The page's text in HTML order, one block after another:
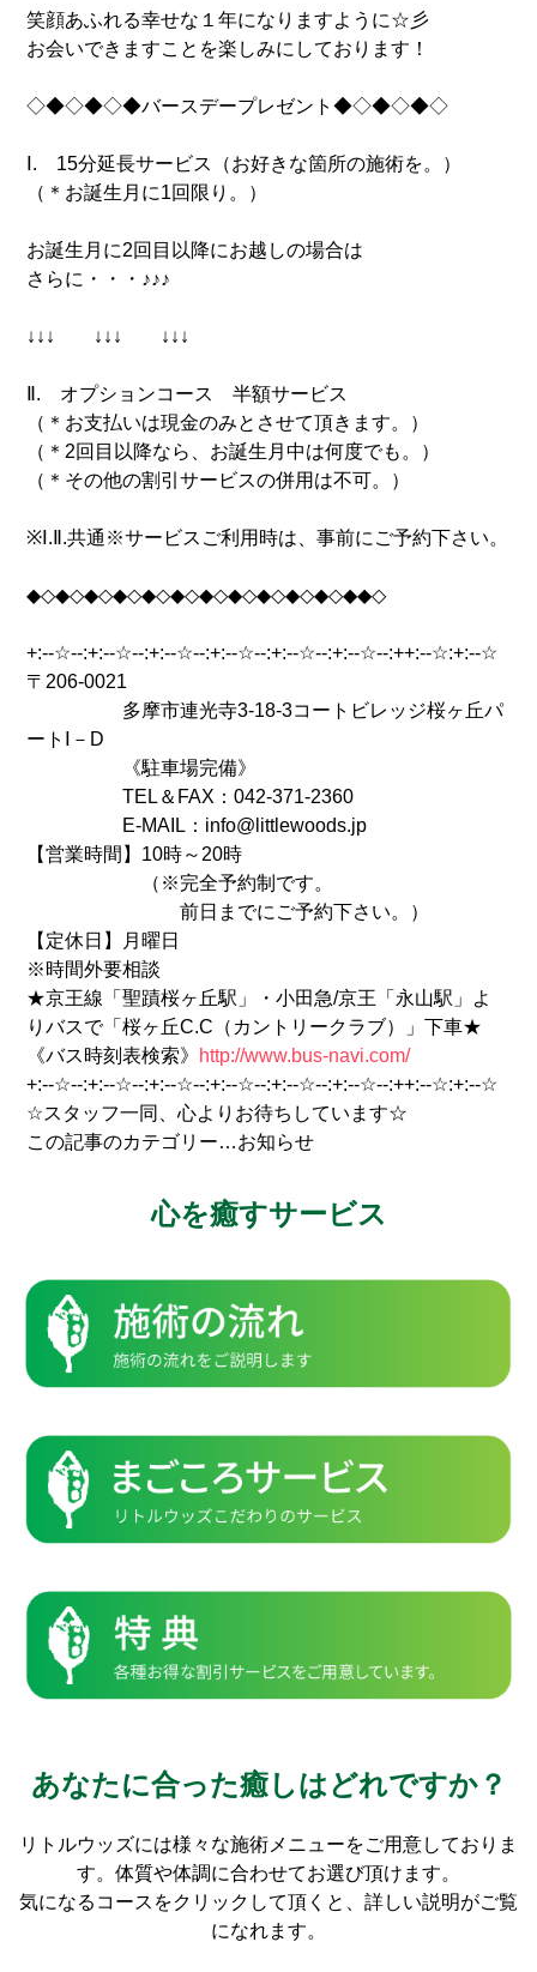
笑顔あふれる幸せな１年になりますように☆彡
お会いできますことを楽しみにしております！
◇◆◇◆◇◆バースデープレゼント◆◇◆◇◆◇
Ⅰ. 15分延長サービス（お好きな箇所の施術を。）
（＊お誕生月に1回限り。）
お誕生月に2回目以降にお越しの場合は
さらに・・・♪♪♪
↓↓↓ ↓↓↓ ↓↓↓
Ⅱ. オプションコース 半額サービス
（＊お支払いは現金のみとさせて頂きます。）
（＊2回目以降なら、お誕生月中は何度でも。）
（＊その他の割引サービスの併用は不可。）
※Ⅰ.Ⅱ.共通※サービスご利用時は、事前にご予約下さい。
◆◇◆◇◆◇◆◇◆◇◆◇◆◇◆◇◆◇◆◇◆◇◆◆◇
+:--☆--:+:--☆--:+:--☆--:+:--☆--:+:--☆--:+:--☆--:++:--☆:+:--☆
〒206-0021
多摩市連光寺3-18-3コートビレッジ桜ヶ丘パ
ートⅠ－D
《駐車場完備》
TEL＆FAX：042-371-2360
E-MAIL：info@littlewoods.jp
【営業時間】10時～20時
（※完全予約制です。
前日までにご予約下さい。）
【定休日】月曜日
※時間外要相談
★京王線「聖蹟桜ヶ丘駅」・小田急/京王「永山駅」よ
りバスで「桜ヶ丘C.C（カントリークラブ）」下車★
《バス時刻表検索》 http://www.bus-navi.com/
+:--☆--:+:--☆--:+:--☆--:+:--☆--:+:--☆--:+:--☆--:++:--☆:+:--☆
☆スタッフ一同、心よりお待ちしています☆
この記事のカテゴリー…お知らせ
心を癒すサービス
あなたに合った癒しはどれですか？
リトルウッズには様々な施術メニューをご用意しておりま
す。体質や体調に合わせてお選び頂けます。
気になるコースをクリックして頂くと、詳しい説明がご覧
になれます。